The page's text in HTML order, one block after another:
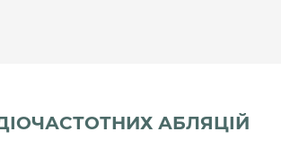
АБЛЯЦІЙ